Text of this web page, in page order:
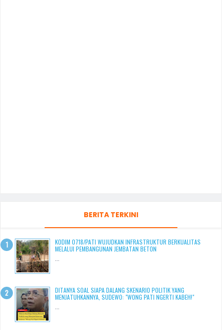
BERITA TERKINI
KODIM 0718/PATI WUJUDKAN INFRASTRUKTUR BERKUALITAS
MELALUI PEMBANGUNAN JEMBATAN BETON
DITANYA SOAL SIAPA DALANG SKENARIO POLITIK YANG
MENJATUHKANNYA, SUDEWO: "WONG PATI NGERTI KABEH!"